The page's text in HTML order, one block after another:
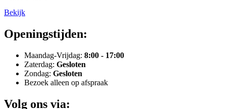
Bekijk
Openingstijden:
Maandag-Vrijdag: 8:00 - 17:00
Zaterdag: Gesloten
Zondag: Gesloten
Bezoek alleen op afspraak
Volg ons via: